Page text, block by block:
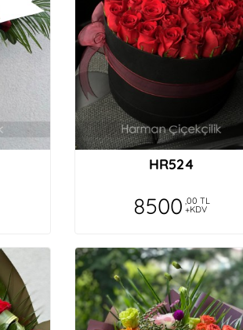
HR524
8500 ,00 TL
+KDV